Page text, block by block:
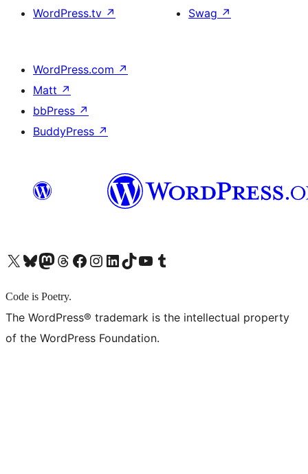
WordPress.tv ↗
Swag ↗
WordPress.com ↗
Matt ↗
bbPress ↗
BuddyPress ↗
X (旧 Twitter) アカウントへBluesky アカウントへMastodon アカウントへThreads アカウントへ Facebook ページへInstagram アカウントへ LinkedIn アカウントへTikTok アカウントへYouTube チャンネルへ Tumblr アカウントへ
Code is Poetry.
The WordPress® trademark is the intellectual property
of the WordPress Foundation.